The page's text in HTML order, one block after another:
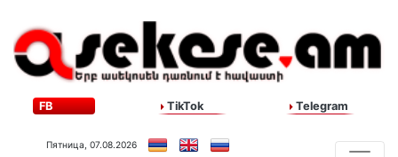
FB TikTok Telegram
Пятница, 07.08.2026